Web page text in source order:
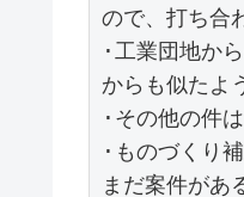
ので、打ち合
·工業団地か
からも似たよ
·その他の件
·ものづくり
まだ案件があ